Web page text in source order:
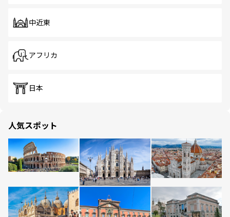
中近東
アフリカ
日本
人気スポット